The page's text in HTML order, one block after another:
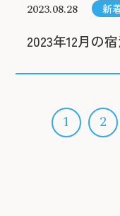
2023.08.28 新
2023年12月の
1 2